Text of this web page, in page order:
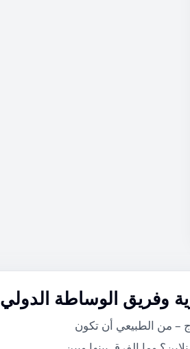
وفريق الوساطة الدولي
– من الطبيعي أن تكون